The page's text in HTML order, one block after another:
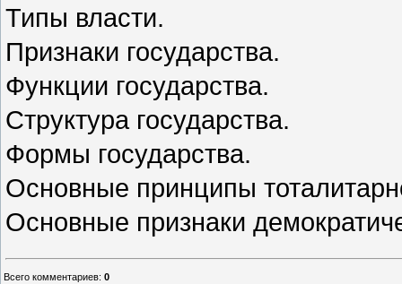
Типы власти.
Признаки государства.
Функции государства.
Структура государства.
Формы государства.
Основные принципы
Основные признаки
Всего комментариев: 0